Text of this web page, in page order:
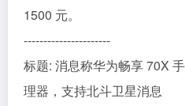
1500 元。
----------------------
标题: 消息称华为畅享 70X
理器，支持北斗卫星消息